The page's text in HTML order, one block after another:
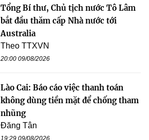
Tổng Bí thư, Chủ tịch nước Tô Lâm
bắt đầu thăm cấp Nhà nước tới
Australia
Theo TTXVN
20:00 09/08/2026
Lào Cai: Báo cáo việc thanh toán
không dùng tiền mặt để chống tham
nhũng
Đăng Tân
19:29 09/08/2026